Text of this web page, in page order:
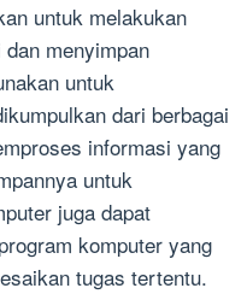
untuk melakukan
menyimpan
untuk
dari berbagai
informasi yang
untuk
juga dapat
komputer yang
tugas tertentu.